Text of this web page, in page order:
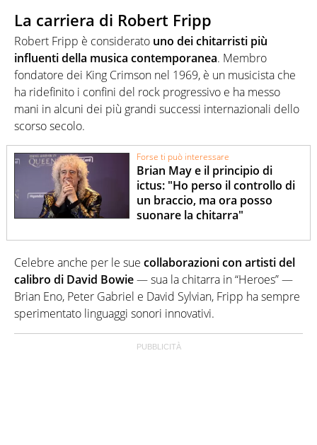
La carriera di Robert Fripp
Robert Fripp è considerato uno dei chitarristi più
influenti della musica contemporanea. Membro
fondatore dei King Crimson nel 1969, è un musicista che
ha ridefinito i confini del rock progressivo e ha messo
mani in alcuni dei più grandi successi internazionali dello
scorso secolo.
Forse ti può interessare
Brian May e il principio di
ictus: "Ho perso il controllo di
un braccio, ma ora posso
suonare la chitarra"
Celebre anche per le sue collaborazioni con artisti del
calibro di David Bowie— sua la chitarra in “Heroes” —
Brian Eno, Peter Gabriel e David Sylvian, Fripp ha sempre
sperimentato linguaggi sonori innovativi.